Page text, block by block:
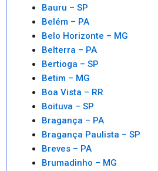
Bauru – SP
Belém – PA
Belo Horizonte – MG
Belterra – PA
Bertioga – SP
Betim – MG
Boa Vista – RR
Boituva – SP
Bragança – PA
Bragança Paulista – SP
Breves – PA
Brumadinho – MG